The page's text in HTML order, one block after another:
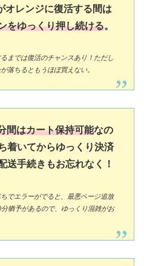
オレンジに復活する間は
をゆっくり押し続ける。
までは復活のチャンスあり！ただし
落ちるともうほぼ買えない。
間はカート保持可能なの
着いてからゆっくり決済
送手続きもお忘れなく！
でエラーがでると、最悪ページ追放
猶予があるので、ゆっくり混雑がお